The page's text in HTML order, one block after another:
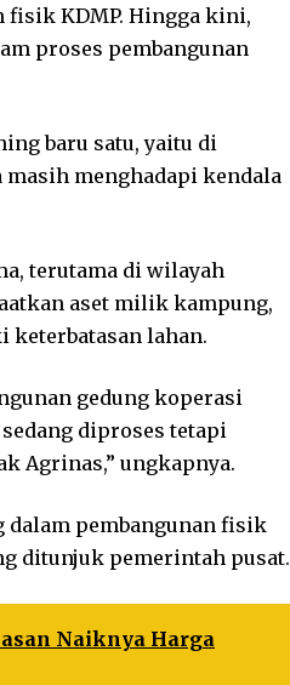
fisik KDMP. Hingga kini,
proses pembangunan
baru satu, yaitu di
menghadapi kendala
terutama di wilayah
aset milik kampung,
lahan.
gedung koperasi
diproses tetapi
Agrinas,” ungkapnya.
dalam pembangunan fisik
ditunjuk pemerintah pusat.
Naiknya Harga